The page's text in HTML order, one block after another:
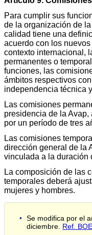
Para cumplir sus
de la organización de
calidad tiene una
acuerdo con los
contexto internacional,
permanentes o
funciones, las
ámbitos respectivos
independencia técnica
Las comisiones
presidencia de la
por un período de tres
Las comisiones
dirección general de la
vinculada a la duración
La composición de las
temporales deberá
mujeres y hombres.
Se modifica por el
diciembre. Ref.